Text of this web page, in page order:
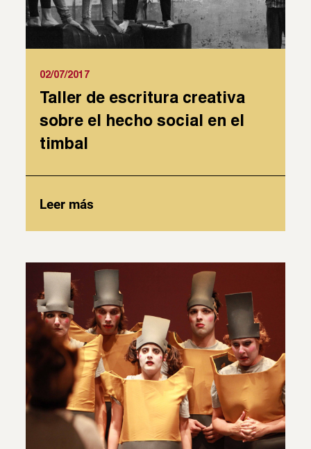
02/07/2017
Taller de escritura creativa
sobre el hecho social en el
timbal
Leer más